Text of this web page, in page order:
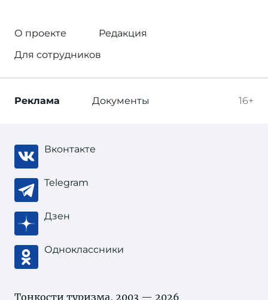
О проекте
Редакция
Для сотрудников
16+
Реклама Документы
Вконтакте
Telegram
Дзен
Одноклассники
Тонкости туризма, 2003 — 2026